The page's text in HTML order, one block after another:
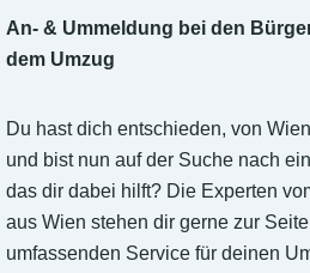
An- & Ummeldung bei den
dem Umzug
Du hast dich entschieden, von
und bist nun auf der Suche nach
das dir dabei hilft? Die Experten
aus Wien stehen dir gerne zur
umfassenden Service für deinen